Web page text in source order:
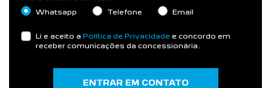
Whatsapp
Telefone Email
Li e aceito a Política de Privacidade e concordo em
receber comunicações da concessionária.
ENTRAR EM CONTATO